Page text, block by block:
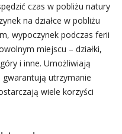
czas w pobliżu natury
na działce w pobliżu
wypoczynek podczas ferii
miejscu – działki,
i inne. Umożliwiają
utrzymanie
wiele korzyści